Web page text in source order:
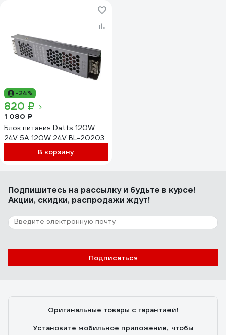
-24%
820 ₽
1 080 ₽
Блок питания Datts 120W
24V 5А 120W 24V BL-20203
В корзину
Подпишитесь на рассылкуи будьте в курсе!
Акции, скидки, распродажи ждут!
Подписаться
Оригинальные товары с гарантией!
Установите мобильное приложение, чтобы